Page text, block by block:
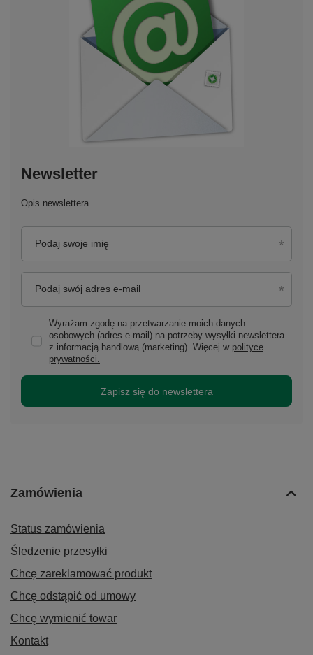
Newsletter
Opis newslettera
Podaj swoje imię
Podaj swój adres e-mail
Wyrażam zgodę na przetwarzanie moich danych
osobowych (adres e-mail) na potrzeby wysyłki newslettera
z informacją handlową (marketing). Więcej w polityce
prywatności.
Zapisz się do newslettera
Zamówienia
Status zamówienia
Śledzenie przesyłki
Chcę zareklamować produkt
Chcę odstąpić od umowy
Chcę wymienić towar
Kontakt